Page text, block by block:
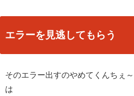
エラーを見逃してもらう
そのエラー出すのやめてくんちぇ
は